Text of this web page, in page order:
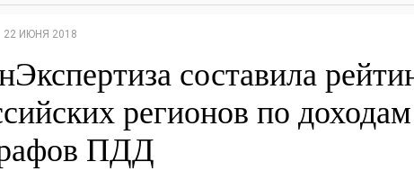
22 ИЮНЯ 2018
составила
регионов по
ПДД